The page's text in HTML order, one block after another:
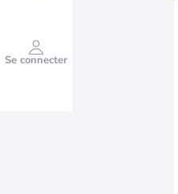
Se connecter